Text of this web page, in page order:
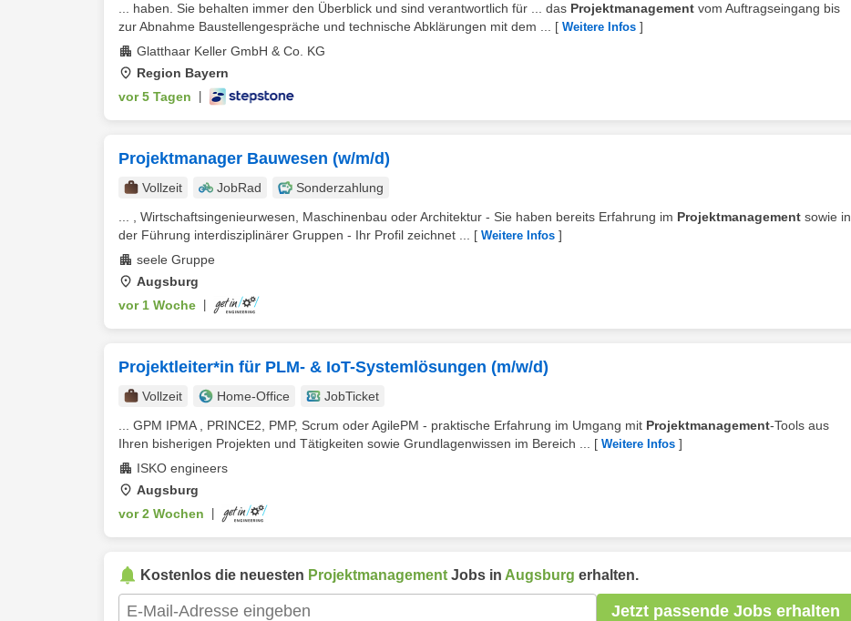
... haben. Sie behalten immer den Überblick und sind verantwortlich für ... das Projektmanagement vom Auftragseingang bis
zur Abnahme Baustellengespräche und technische Abklärungen mit dem ...
[ Weitere Infos ]
Glatthaar Keller GmbH & Co. KG
Region Bayern
vor 5 Tagen
Projektmanager Bauwesen (w/m/d)
Vollzeit JobRad
Sonderzahlung
... , Wirtschaftsingenieurwesen, Maschinenbau oder Architektur - Sie haben bereits Erfahrung im Projektmanagement sowie in
der Führung interdisziplinärer Gruppen - Ihr Profil zeichnet ...
[ Weitere Infos ]
seele Gruppe
Augsburg
vor 1 Woche
Projektleiter*in für PLM- & IoT-Systemlösungen (m/w/d)
Vollzeit Home-Office
JobTicket
... GPM IPMA , PRINCE2, PMP, Scrum oder AgilePM - praktische Erfahrung im Umgang mit Projektmanagement-Tools aus
Ihren bisherigen Projekten und Tätigkeiten sowie Grundlagenwissen im Bereich ...
[ Weitere Infos ]
ISKO engineers
Augsburg
vor 2 Wochen
Kostenlos die neuesten Projektmanagement Jobs in Augsburg erhalten.
Jetzt passende Jobs erhalten